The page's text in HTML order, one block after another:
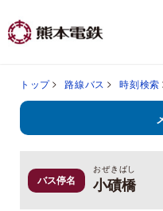
トップ 路線バス 時刻検索
バス停名 小磧橋
おぜきばし